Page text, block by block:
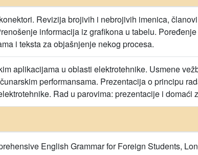
Revizija brojivih i nebrojivih imenica,
informacija iz grafikona u tabelu.
i teksta za objašnjenje nekog procesa.
aplikacijama u oblasti elektrotehnike. Usmene
performansama. Prezentacija o principu
Rad u parovima: prezentacije i domaći
English Grammar for Foreign Students,